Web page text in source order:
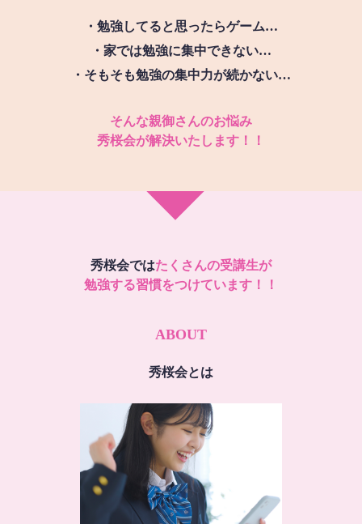
・勉強してると思ったらゲーム…
・家では勉強に集中できない…
・そもそも勉強の集中力が続かない…
そんな親御さんのお悩み
秀桜会が解決いたします！！
秀桜会ではたくさんの受講生が
勉強する習慣をつけています！！
ABOUT
秀桜会とは